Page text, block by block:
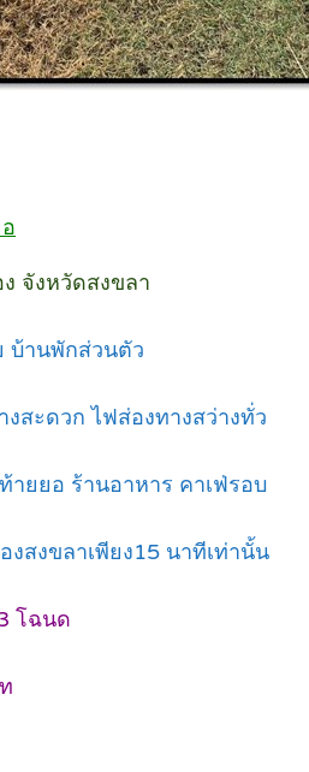
ง จังหวัดสงขลา
บ้านพักส่วนตัว
งสะดวก ไฟส่องทางสว่างทั่ว
ยยอ ร้านอาหาร คาเฟ่รอบ
งสงขลาเพียง15 นาทีเท่านั้น
โฉนด